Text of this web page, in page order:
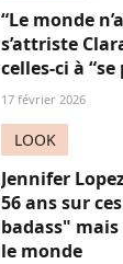
“Le monde
s’attriste
celles-ci à
17 février 2026
LOOK
Jennifer
56 ans sur
badass"
le monde